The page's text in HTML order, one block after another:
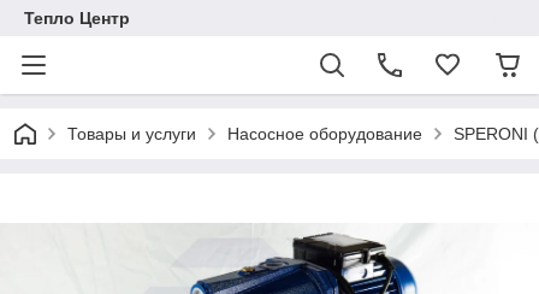
Тепло Центр
Товары и услуги Насосное оборудование SPERONI